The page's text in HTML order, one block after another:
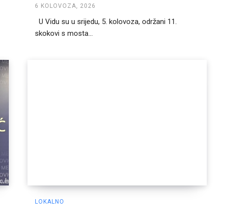
6 KOLOVOZA, 2026
U Vidu su u srijedu, 5. kolovoza, održani 11.
skokovi s mosta...
LOKALNO